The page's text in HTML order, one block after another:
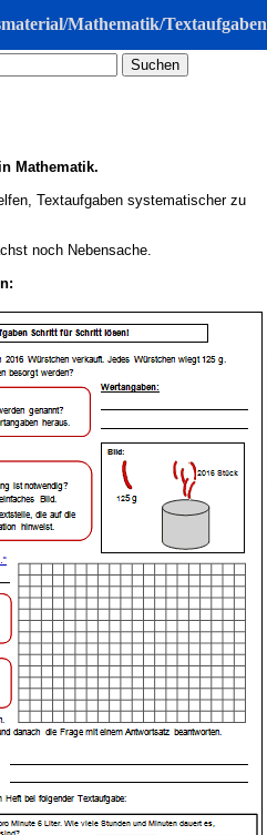
Mathematik/Textaufgaben
Mathematik.
Textaufgaben systematischer zu
noch Nebensache.